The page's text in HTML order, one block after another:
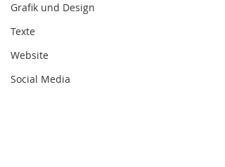
Grafik und Design
Texte
Website
Social Media